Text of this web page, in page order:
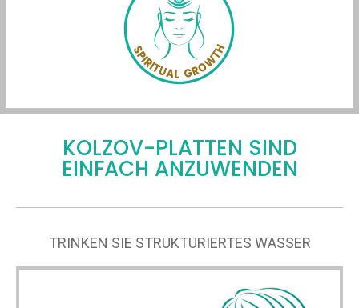
KOLZOV-PLATTEN SIND
EINFACH ANZUWENDEN
TRINKEN SIE STRUKTURIERTES WASSER